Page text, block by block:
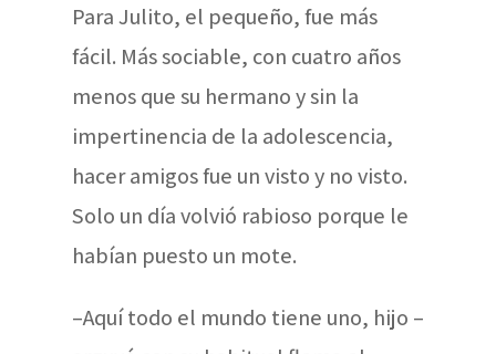
Para Julito, el pequeño, fue más
fácil. Más sociable, con cuatro años
menos que su hermano y sin la
impertinencia de la adolescencia,
hacer amigos fue un visto y no visto.
Solo un día volvió rabioso porque le
habían puesto un mote.
–Aquí todo el mundo tiene uno, hijo –